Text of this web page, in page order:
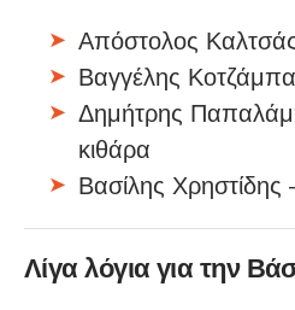
Απόστολος
Βαγγέλης
Δημήτρης
κιθάρα
Βασίλης Χρηστίδης
Λίγα λόγια για την